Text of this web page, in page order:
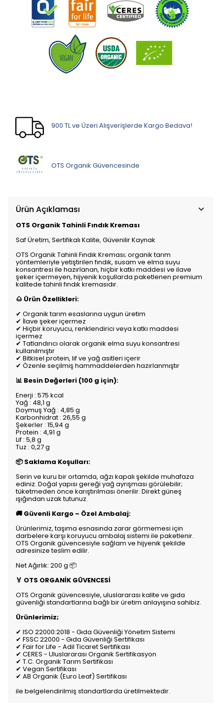
900 TL ve Üzeri Alışverişlerde Kargo Bedava!
OTS Organik Güvencesinde
Ürün Açıklaması
OTS Organik Tahinli Fındık Kreması
Saf Üretim, Sertifikalı Kalite, Güvenilir Kaynak
OTS Organik Tahinli Fındık Kreması; organik tarım
yöntemleriyle yetiştirilen fındık, susam ve elma suyu
konsantresi ile hazırlanan, hiçbir katkı maddesi ve ilave
şeker içermeyen, hijyenik koşullarda paketlenen premium
kalitede tahinli fındık kremasıdır.
🌰 Ürün Özellikleri:
✔ Organik tarım esaslarına uygun üretim
✔ İlave şeker içermez
✔ Hiçbir koruyucu, renklendirici veya katkı maddesi
içermez
✔ Tatlandırıcı olarak organik elma suyu konsantresi
kullanılmıştır
✔ Bitkisel protein, lif ve yağ asitleri içerir
✔ Özenle seçilmiş hammaddelerden hazırlanmıştır
📊 Besin Değerleri (100 g için):
Enerji : 575 kcal
Yağ : 48,1 g
Doymuş Yağ : 4,85 g
Karbonhidrat : 26,55 g
Şekerler : 15,94 g
Protein : 4,91 g
Lif : 5,8 g
Tuz : 0,27 g
📦 Saklama Koşulları:
Serin ve kuru bir ortamda, ağzı kapalı şekilde muhafaza
ediniz. Doğal yapısı gereği yağ ayrışması görülebilir;
tüketmeden önce karıştırılması önerilir. Direkt güneş
ışığından uzak tutunuz.
🚚 Güvenli Kargo – Özel Ambalaj:
Ürünlerimiz, taşıma esnasında zarar görmemesi için
darbelere karşı koruyucu ambalaj sistemi ile paketlenir.
OTS Organik güvencesiyle sağlam ve hijyenik şekilde
adresinize teslim edilir.
Net Ağırlık: 200 g 📦
🏅 OTS ORGANİK GÜVENCESİ
OTS Organik güvencesiyle, uluslararası kalite ve gıda
güvenliği standartlarına bağlı bir üretim anlayışına sahibiz.
Ürünlerimiz;
✔ ISO 22000:2018 - Gıda Güvenliği Yönetim Sistemi
✔ FSSC 22000 - Gıda Güvenliği Sertifikası
✔ Fair for Life - Adil Ticaret Sertifikası
✔ CERES - Uluslararası Organik Sertifikasyon
✔ T.C. Organik Tarım Sertifikası
✔ Vegan Sertifikası
✔ AB Organik (Euro Leaf) Sertifikası
ile belgelendirilmiş standartlarda üretilmektedir.